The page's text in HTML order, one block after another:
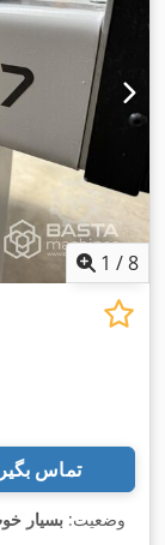
1 /8
تماس
وضعیت: بسیار